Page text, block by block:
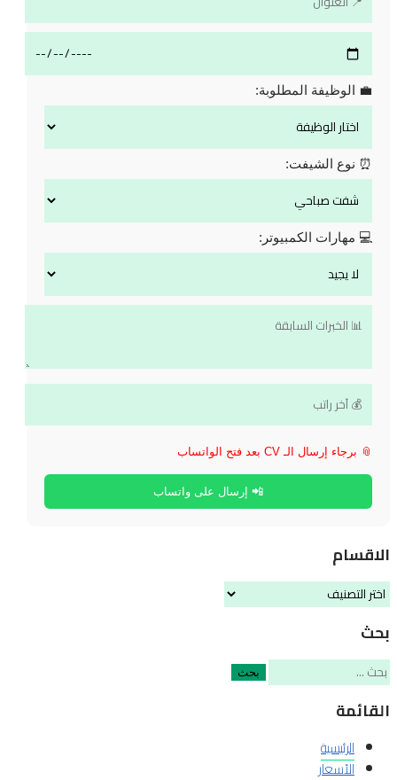
💼 الوظيفة المطلوبة:
⏰ نوع الشيفت:
💻 مهارات الكمبيوتر:
📎 برجاء إرسال الـ CV بعد فتح الواتساب
📲 إرسال على واتساب
الاقسام
الاقسام
بحث
البحث
عن:
القائمة
الرئيسية
الآسعار